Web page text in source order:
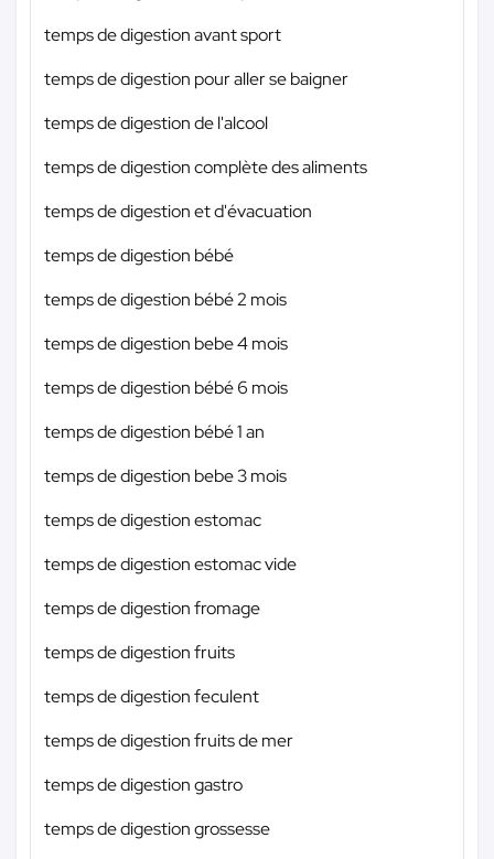
temps de digestion avant sport
temps de digestion pour aller se baigner
temps de digestion de l'alcool
temps de digestion complète des aliments
temps de digestion et d'évacuation
temps de digestion bébé
temps de digestion bébé 2 mois
temps de digestion bebe 4 mois
temps de digestion bébé 6 mois
temps de digestion bébé 1 an
temps de digestion bebe 3 mois
temps de digestion estomac
temps de digestion estomac vide
temps de digestion fromage
temps de digestion fruits
temps de digestion feculent
temps de digestion fruits de mer
temps de digestion gastro
temps de digestion grossesse